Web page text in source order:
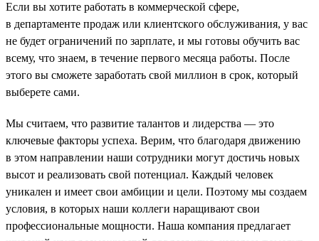
Если вы хотите работать в коммерческой сфере,
в департаменте продаж или клиентского обслуживания, у вас
не будет ограничений по зарплате, и мы готовы обучить вас
всему, что знаем, в течение первого месяца работы. После
этого вы сможете заработать свой миллион в срок, который
выберете сами.
Мы считаем, что развитие талантов и лидерства — это
ключевые факторы успеха. Верим, что благодаря движению
в этом направлении наши сотрудники могут достичь новых
высот и реализовать свой потенциал. Каждый человек
уникален и имеет свои амбиции и цели. Поэтому мы создаем
условия, в которых наши коллеги наращивают свои
профессиональные мощности. Наша компания предлагает